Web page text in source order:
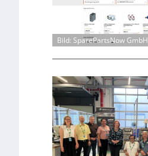
Bild: SparePartsNow GmbH